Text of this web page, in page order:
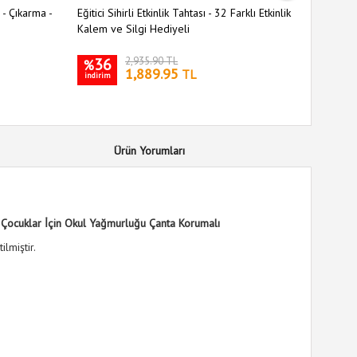
Çıkarma -
Eğitici Sihirli Etkinlik Tahtası - 32 Farklı Etkinlik
Kalem ve Silgi Hediyeli
%36
indirim
2,935.90 TL
1,889.95 TL
Ürün Yorumları
Çocuklar İçin Okul Yağmurluğu Çanta Korumalı